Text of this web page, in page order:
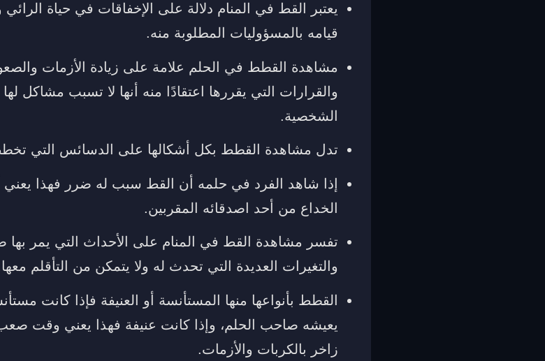
يعتبر القط في المنام دلالة على الإخفاقات في حياة
قيامه بالمسؤوليات المطلوبة منه.
مشاهدة القطط في الحلم علامة على زيادة الأزمات
والقرارات التي يقررها اعتقادًا منه أنها لا تسبب مشاكل
الشخصية.
تدل مشاهدة القطط بكل أشكالها على الدسائس التي
إذا شاهد الفرد في حلمه أن القط سبب له ضرر فهذا يعني
الخداع من أحد اصدقائه المقربين.
تفسر مشاهدة القط في المنام على الأحداث التي يمر بها
والتغيرات العديدة التي تحدث له ولا يتمكن من التأقلم
القطط بأنواعها منها المستأنسة أو العنيفة فإذا كانت
يعيشه صاحب الحلم، وإذا كانت عنيفة فهذا يعني وقت
زاخر بالكربات والأزمات.